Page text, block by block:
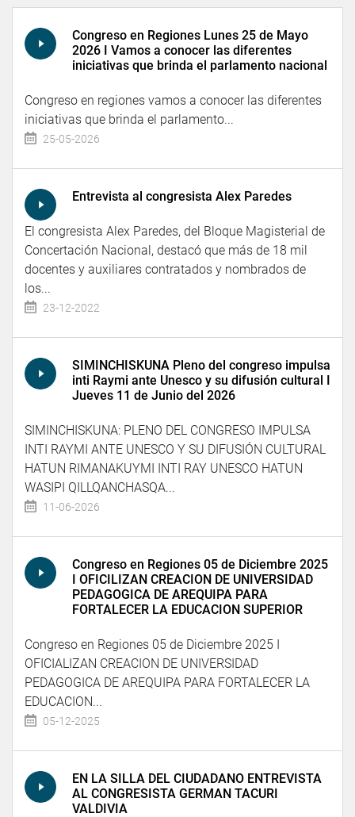
Congreso en Regiones Lunes 25 de Mayo
2026 I Vamos a conocer las diferentes
iniciativas que brinda el parlamento nacional
Congreso en regiones vamos a conocer las diferentes
iniciativas que brinda el parlamento...
25-05-2026
Entrevista al congresista Alex Paredes
El congresista Alex Paredes, del Bloque Magisterial de
Concertación Nacional, destacó que más de 18 mil
docentes y auxiliares contratados y nombrados de
los...
23-12-2022
SIMINCHISKUNA Pleno del congreso impulsa
inti Raymi ante Unesco y su difusión cultural I
Jueves 11 de Junio del 2026
SIMINCHISKUNA: PLENO DEL CONGRESO IMPULSA
INTI RAYMI ANTE UNESCO Y SU DIFUSIÓN CULTURAL
HATUN RIMANAKUYMI INTI RAY UNESCO HATUN
WASIPI QILLQANCHASQA...
11-06-2026
Congreso en Regiones 05 de Diciembre 2025
I OFICILIZAN CREACION DE UNIVERSIDAD
PEDAGOGICA DE AREQUIPA PARA
FORTALECER LA EDUCACION SUPERIOR
Congreso en Regiones 05 de Diciembre 2025 I
OFICIALIZAN CREACION DE UNIVERSIDAD
PEDAGOGICA DE AREQUIPA PARA FORTALECER LA
EDUCACION...
05-12-2025
EN LA SILLA DEL CIUDADANO ENTREVISTA
AL CONGRESISTA GERMAN TACURI
VALDIVIA